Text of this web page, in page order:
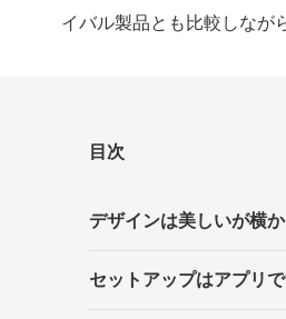
イバル製品とも比較しなが
目次
デザインは美しいが横
セットアップはアプリ